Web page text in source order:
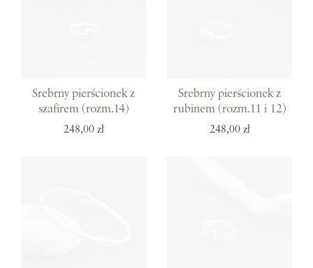
Srebrny pierścionek z
szafirem (rozm.14)
248,00 zł
Srebrny pierścionek z
rubinem (rozm.11 i 12)
248,00 zł